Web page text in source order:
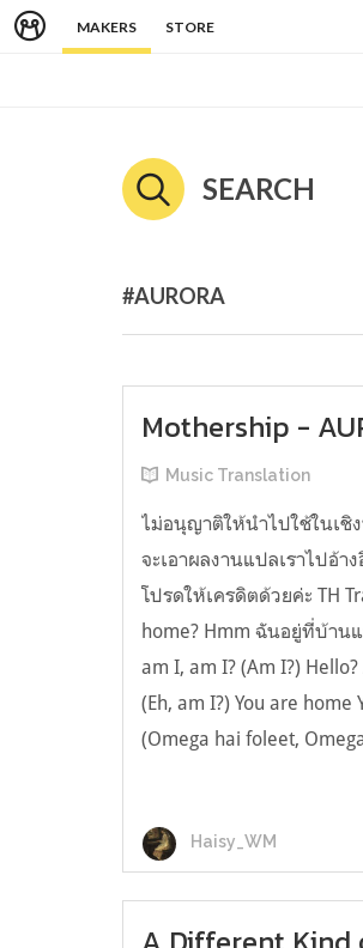
MAKERS STORE
SEARCH
#AURORA
Mothership -
Music Translation
ไม่อนุญาติให้นำไปใช้ในเชิ
จะเอาผลงานแปลเราไปอ้า
โปรดให้เครดิตด้วยค่ะ TH
home? Hmm ฉันอยู่ที่บ้าน
am I, am I? (Am I?)
(Eh, am I?) You are home
(Omega hai foleet,
Haisy_WM